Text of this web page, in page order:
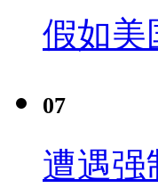
假如美
07
遭遇强